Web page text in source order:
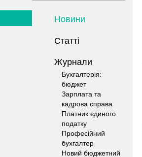
Новини
Статті
Журнали
Бухгалтерія:
бюджет
Зарплата та
кадрова справа
Платник єдиного
податку
Професійний
бухгалтер
Новий бюджетний